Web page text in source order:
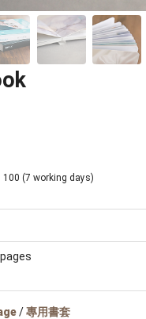
100 (7 working days)
/專用書套